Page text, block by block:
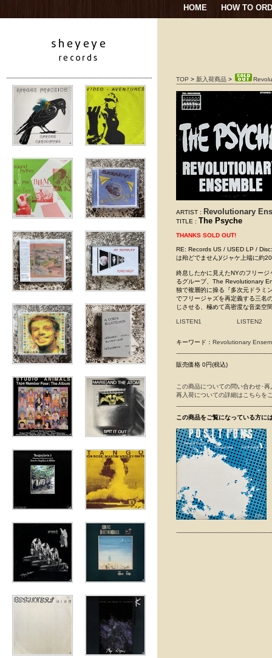
HOME HOW TO
TOP > 新入荷商品 >
ARTIST : Revolutionary
TITLE : The Psyche
THANKS SOLD OUT!
RE: Records US / USED LP /
は殆どでません)/ジャケ上端に約
終息したかに見えたNYのフリー
るグループ、The Revolutionary
独で複層的に操る『多次元ドラミ
でフリージャズを再定義する三名
じさせる、極めて高密度な音楽空
LISTEN1 LISTEN2
キーワード： Revolutionary
販売価格 0円(税込)
この商品についての問い合わせ･
再入荷についての詳細はこちらを
この商品をご覧になっている方に